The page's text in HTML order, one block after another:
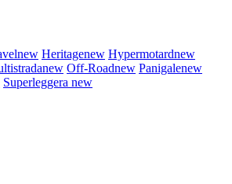
new Heritagenew Hypermotardnew
new Off-Roadnew Panigalenew
Superleggera new